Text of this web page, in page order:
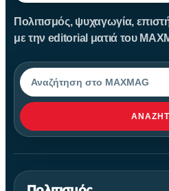
Πολιτισμός, ψυχαγωγία,
με την editorial ματιά του
Αναζήτηση